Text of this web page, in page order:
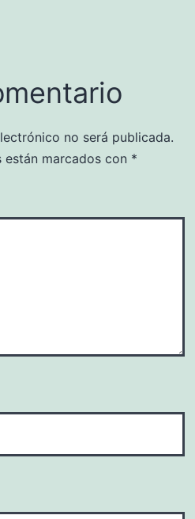
no será publicada.
marcados con *